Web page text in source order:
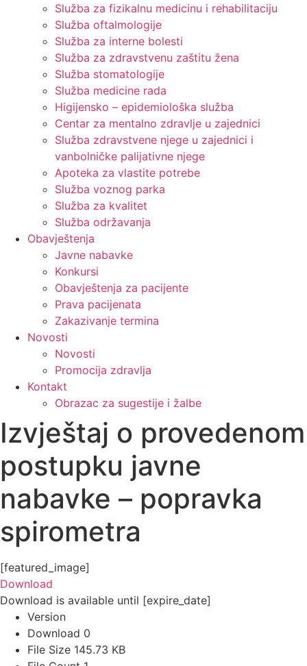
Služba za fizikalnu medicinu i rehabilitaciju
Služba oftalmologije
Služba za interne bolesti
Služba za zdravstvenu zaštitu žena
Služba stomatologije
Služba medicine rada
Higijensko – epidemiološka služba
Centar za mentalno zdravlje u zajednici
Služba zdravstvene njege u zajednici i
vanbolničke palijativne njege
Apoteka za vlastite potrebe
Služba voznog parka
Služba za kvalitet
Služba održavanja
Obavještenja
Javne nabavke
Konkursi
Obavještenja za pacijente
Prava pacijenata
Zakazivanje termina
Novosti
Novosti
Promocija zdravlja
Kontakt
Obrazac za sugestije i žalbe
Izvještaj o provedenom
postupku javne
nabavke – popravka
spirometra
[featured_image]
Download
Download is available until [expire_date]
Version
Download 0
File Size 145.73 KB